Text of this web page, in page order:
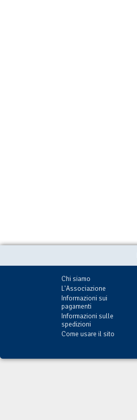
Chi siamo
L'Associazione
Informazioni sui
pagamenti
Informazioni sulle
spedizioni
Come usare il sito